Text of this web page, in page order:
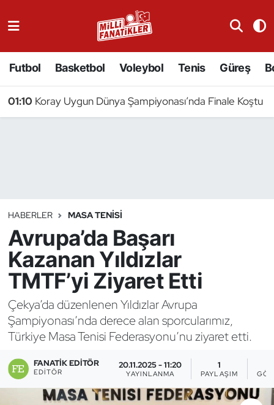
Futbol Basketbol Voleybol Tenis Güreş
01:10 Koray Uygun Dünya Şampiyonası’nda Finale Koştu
HABERLER MASA TENISI
Avrupa’da Başarı
Kazanan Yıldızlar
TMTF’yi Ziyaret Etti
Çekya’da düzenlenen Yıldızlar Avrupa
Şampiyonası’nda derece alan sporcularımız,
Türkiye Masa Tenisi Federasyonu’nu ziyaret etti.
FANATIK EDITÖR
EDITÖR
20.11.2025 - 11:20
YAYINLANMA
1
PAYLAŞIM
Badminton
Binicilik
Bisiklet
Bocce Bowling Dart
Boks
Briç
Buz Hokeyi